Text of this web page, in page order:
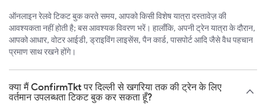
ऑनलाइन रेलवे टिकट बुक करते समय, आपको किसी विशेष यात्रा दस्तावेज़ की
आवश्यकता नहीं होती है; बस आवश्यक विवरण भरें। हालाँकि, अपनी ट्रेन यात्रा के दौरान,
आपको आधार, वोटर आईडी, ड्राइविंग लाइसेंस, पैन कार्ड, पासपोर्ट आदि जैसे वैध पहचान
प्रमाण साथ रखने होंगे।
क्या मैं ConfirmTkt पर दिल्ली से खगरिया तक की ट्रेन के लिए
वर्तमान उपलब्धता टिकट बुक कर सकता हूँ?